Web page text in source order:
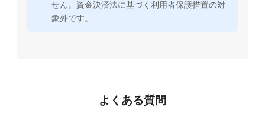
せん。資金決済法に基づく利用者保護措置の対
象外です。
よくある質問